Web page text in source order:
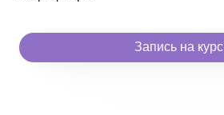
Запись на курс